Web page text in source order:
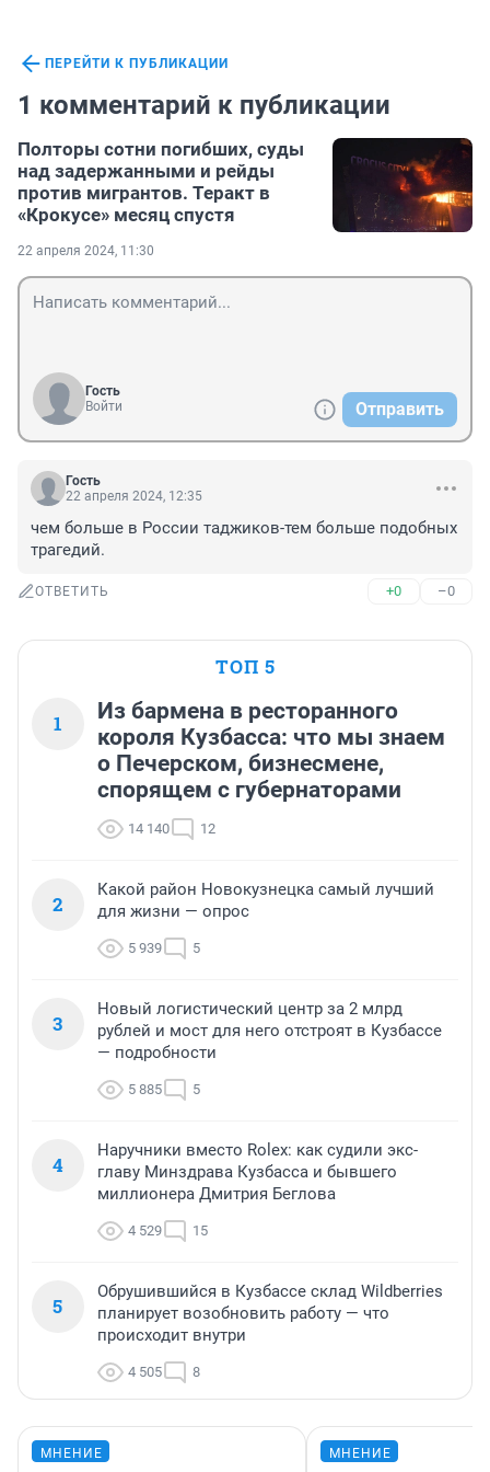
ПЕРЕЙТИ К ПУБЛИКАЦИИ
1 комментарий к публикации
Полторы сотни погибших, суды
над задержанными и рейды
против мигрантов. Теракт в
«Крокусе» месяц спустя
22 апреля 2024, 11:30
Гость
Войти
Отправить
Гость
22 апреля 2024, 12:35
чем больше в России таджиков-тем больше подобных
трагедий.
ОТВЕТИТЬ +0 –0
ТОП 5
1
Из бармена в ресторанного
короля Кузбасса: что мы знаем
о Печерском, бизнесмене,
спорящем с губернаторами
14 140 12
2
Какой район Новокузнецка самый лучший
для жизни — опрос
5 939 5
3
Новый логистический центр за 2 млрд
рублей и мост для него отстроят в Кузбассе
— подробности
5 885 5
4
Наручники вместо Rolex: как судили экс-
главу Минздрава Кузбасса и бывшего
миллионера Дмитрия Беглова
4 529 15
5
Обрушившийся в Кузбассе склад Wildberries
планирует возобновить работу — что
происходит внутри
4 505 8
МНЕНИЕ МНЕНИЕ